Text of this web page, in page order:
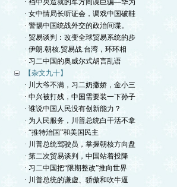
· 裆中央造就的军方间谍巨骗—华为
· 女中情局长听证会，调戏中国破鞋
· 警惕中国统战外交的政治间谍。
· 贸易谈判：改变全球贸易系统的步
· 伊朗.朝核.贸易战.台湾，环环相
· 习二中国的奥威尔式胡言乱语
【杂文九十】
· 川大爷不满，习二奶撒娇，金小三
· 中兴被打残，中国需要装一下孙子
· 谁说中国人民没有创新能力？
· 为人民服务，川普总统白干活不拿
· “推特治国”和美国民主
· 川普总统驾驶员，掌握朝核方向盘
· 第二次贸易谈判，中国站着投降
· 习二中国把“限期整改”推向世界
· 川普总统的谦虚、骄傲和吹牛逼